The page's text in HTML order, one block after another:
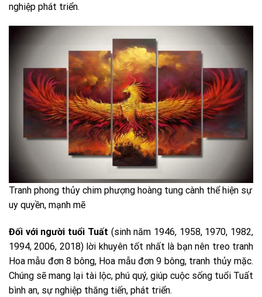
nghiệp phát triển.
Tranh phong thủy chim phượng hoàng tung cành thể hiện sự
uy quyền, mạnh mẽ
Đối với người tuổi Tuất (sinh năm 1946, 1958, 1970, 1982,
1994, 2006, 2018) lời khuyên tốt nhất là bạn nên treo tranh
Hoa mẫu đơn 8 bông, Hoa mẫu đơn 9 bông, tranh thủy mặc.
Chúng sẽ mang lại tài lộc, phú quý, giúp cuộc sống tuổi Tuất
bình an, sự nghiệp thăng tiến, phát triển.